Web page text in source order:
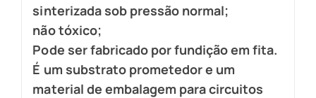
sinterizada sob pressão normal;
não tóxico;
Pode ser fabricado por fundição em fita.
É um substrato prometedor e um
material de embalagem para circuitos